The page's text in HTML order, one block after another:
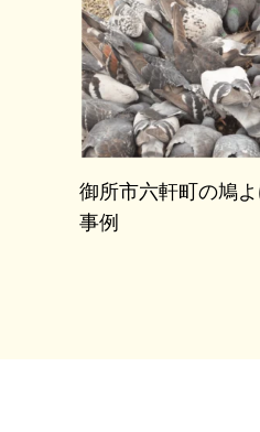
御所市六軒町の鳩
事例